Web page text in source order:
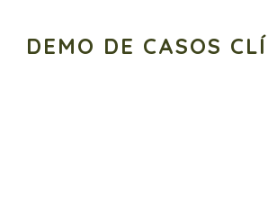
DEMO DE CASOS